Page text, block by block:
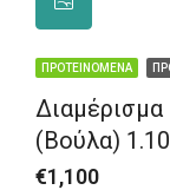
ΠΡΟΤΕΙΝΌΜΕΝΑ
(Βούλα)
€1,100